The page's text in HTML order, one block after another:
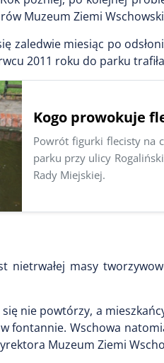
Muzeum Ziemi
zaledwie miesiąc po
2011 roku do parku
Kogo prowokuje
Powrót figurki flecisty na
parku przy ulicy
Rady Miejskiej.
nietrwałej masy
nie powtórzy, a
fontannie. Wschowa
Muzeum Ziemi